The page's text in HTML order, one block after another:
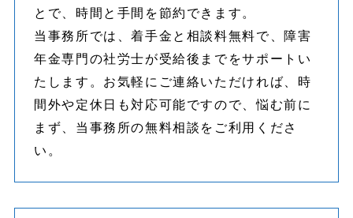
とで、時間と手間を節約できます。
当事務所では、着手金と相談料無料で、障害
年金専門の社労士が受給後までをサポートい
たします。お気軽にご連絡いただければ、時
間外や定休日も対応可能ですので、悩む前に
まず、当事務所の無料相談をご利用くださ
い。